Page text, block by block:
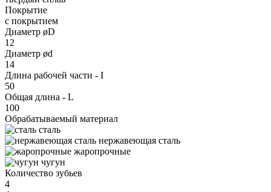
Покрытие
с покрытием
Диаметр øD
12
Диаметр ød
14
Длина рабочей части - I
50
Общая длина - L
100
Обрабатываемый материал
сталь
нержавеющая сталь
жаропрочные
чугун
Количество зубьев
4